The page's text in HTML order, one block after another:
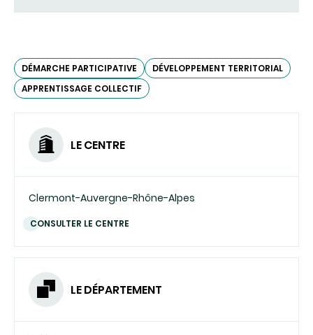
DÉMARCHE PARTICIPATIVE
DÉVELOPPEMENT TERRITORIAL
APPRENTISSAGE COLLECTIF
LE CENTRE
Clermont-Auvergne-Rhône-Alpes
CONSULTER LE CENTRE
LE DÉPARTEMENT